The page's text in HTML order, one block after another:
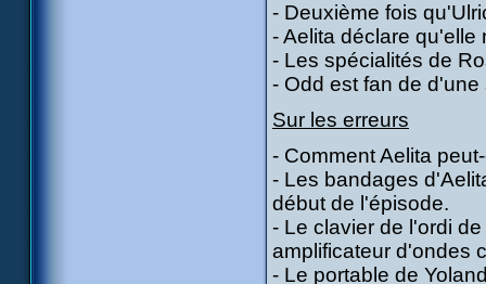
- Deuxième fois
- Aelita déclare qu'elle
- Les spécialités de
- Odd est fan de
Sur les erreurs
- Comment Aelita
- Les bandages
début de l'épisode.
- Le clavier de l'ordi
amplificateur d'ondes
- Le portable de